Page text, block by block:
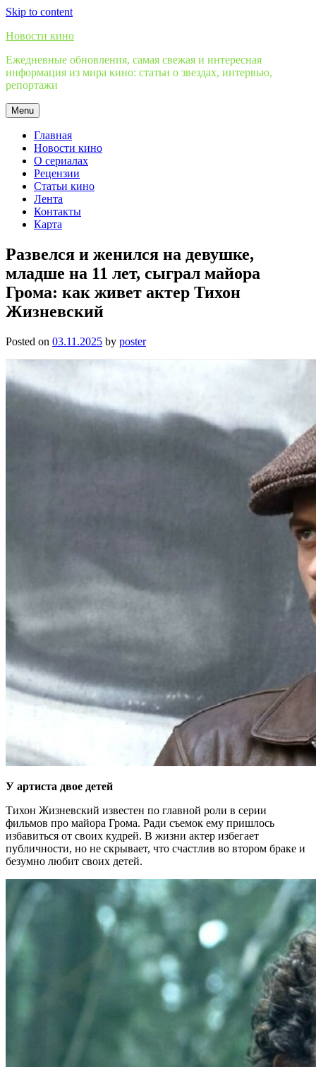
Skip to content
Новости кино
Ежедневные обновления, самая свежая и интересная
информация из мира кино: статьи о звездах, интервью,
репортажи
Menu
Главная
Новости кино
О сериалах
Рецензии
Статьи кино
Лента
Контакты
Карта
Развелся и женился на девушке,
младше на 11 лет, сыграл майора
Грома: как живет актер Тихон
Жизневский
Posted on 03.11.2025 by poster
У артиста двое детей
Тихон Жизневский известен по главной роли в серии
фильмов про майора Грома. Ради съемок ему пришлось
избавиться от своих кудрей. В жизни актер избегает
публичности, но не скрывает, что счастлив во втором браке и
безумно любит своих детей.